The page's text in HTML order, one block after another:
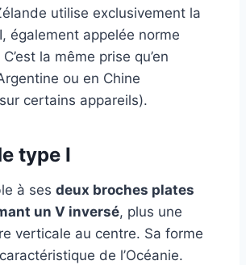
utilise exclusivement la
également appelée norme
la même prise qu’en
ou en Chine
certains appareils).
type I
à ses deux broches plates
un V inversé, plus une
verticale au centre. Sa forme
de l’Océanie.